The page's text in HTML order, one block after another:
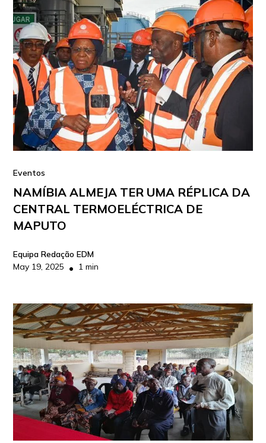
Eventos
NAMÍBIA ALMEJA TER UMA RÉPLICA DA
CENTRAL TERMOELÉCTRICA DE
MAPUTO
Equipa Redação EDM
May 19, 2025 • 1 min